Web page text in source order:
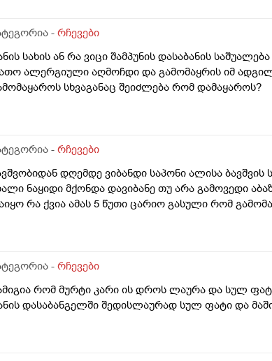
- რჩევები
სახის ან რა ვიცი შამპუნის დასაბანის
ალერგიული აღმოჩდი და გამომაყრის იმ
სხვაგანაც შეიძლება რომ დამაყაროს?
- რჩევები
დღემდე ვიბანდი საპონი ალისა
ნაყიდი მქონდა დავიბანე თუ არა გამოვედი
რა ქვია ამას 5 წუთი ცარიო გასული რომ
- რჩევები
რომ მურტი კარი ის დროს ლაურა და სულ
დასაბანგელში შედისლაურად სულ ფატი და